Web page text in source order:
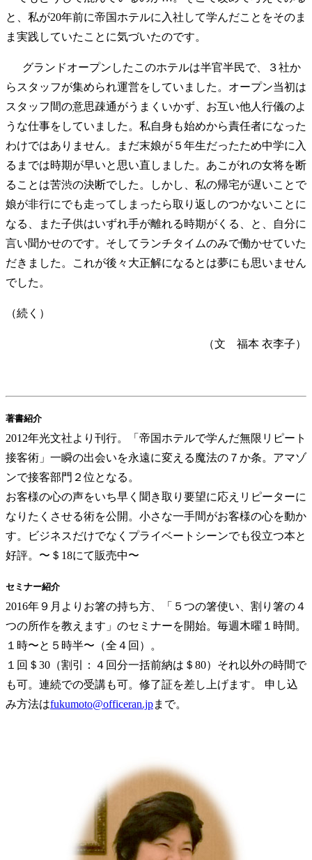
と、私が20年前に帝国ホテルに入社して学んだことをそのま
ま実践していたことに気づいたのです。
グランドオープンしたこのホテルは半官半民で、３社か
らスタッフが集められ運営をしていました。オープン当初は
スタッフ間の意思疎通がうまくいかず、お互い他人行儀のよ
うな仕事をしていました。私自身も始めから責任者になった
わけではありません。まだ末娘が５年生だったため中学に入
るまでは時期が早いと思い直しました。あこがれの女将を断
ることは苦渋の決断でした。しかし、私の帰宅が遅いことで
娘が非行にでも走ってしまったら取り返しのつかないことに
なる、また子供はいずれ手が離れる時期がくる、と、自分に
言い聞かせのです。そしてランチタイムのみで働かせていた
だきました。これが後々大正解になるとは夢にも思いません
でした。
（続く）
（文 福本 衣李子）
著書紹介
2012年光文社より刊行。「帝国ホテルで学んだ無限リピート
接客術」一瞬の出会いを永遠に変える魔法の７か条。アマゾ
ンで接客部門２位となる。
お客様の心の声をいち早く聞き取り要望に応えリピーターに
なりたくさせる術を公開。小さな一手間がお客様の心を動か
す。ビジネスだけでなくプライベートシーンでも役立つ本と
好評。〜＄18にて販売中〜
セミナー紹介
2016年９月よりお箸の持ち方、「５つの箸使い、割り箸の４
つの所作を教えます」のセミナーを開始。毎週木曜１時間。
１時〜と５時半〜（全４回）。
１回＄30（割引：４回分一括前納は＄80）それ以外の時間で
も可。連続での受講も可。修了証を差し上げます。 申し込
み方法はfukumoto@officeran.jpまで。